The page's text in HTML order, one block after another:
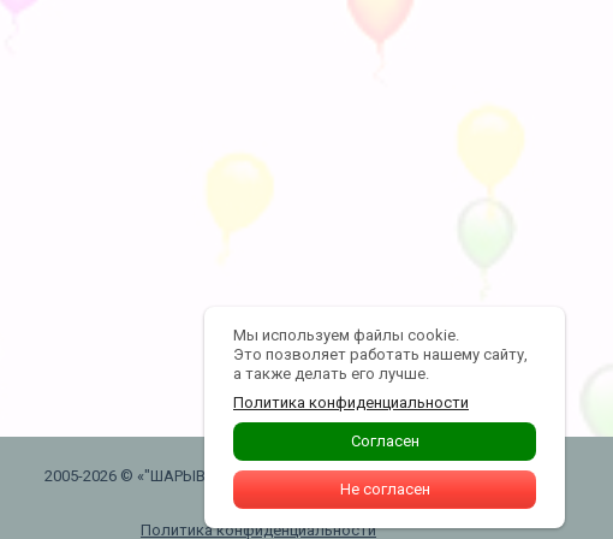
2005-2026 © «"ШАРЫВАУ" воздушные шары .
Москва. Таганская»
Политика конфиденциальности
Мы используем файлы cookie.
Это позволяет работать нашему сайту,
а также делать его лучше.
Политика конфиденциальности
Согласен
Не согласен